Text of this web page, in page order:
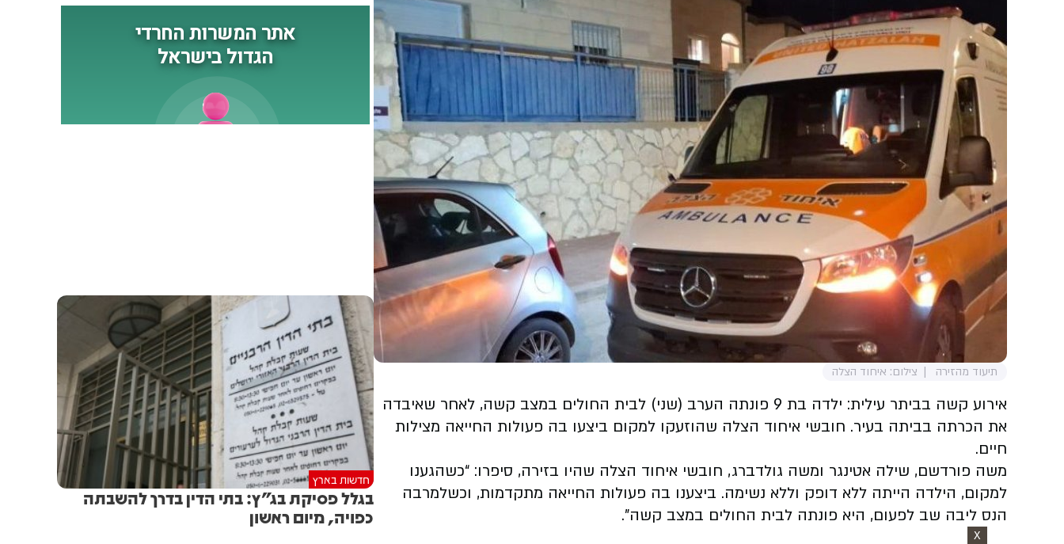
תיעוד מהזירה צילום: איחוד הצלה
אירוע קשה בביתר עילית: ילדה בת 9 פונתה הערב (שני) לבית החולים במצב קשה, לאחר שאיבדה
את הכרתה בביתה בעיר. חובשי איחוד הצלה שהוזעקו למקום ביצעו בה פעולות החייאה מצילות
חיים.
משה פורדשם, שילה אטינגר ומשה גולדברג, חובשי איחוד הצלה שהיו בזירה, סיפרו: “כשהגענו
למקום, הילדה הייתה ללא דופק וללא נשימה. ביצענו בה פעולות החייאה מתקדמות, וכשלמרבה
הנס ליבה שב לפעום, היא פונתה לבית החולים במצב קשה”.
X
חדשות בארץ
בגלל פסיקת בג"ץ: בתי הדין בדרך להשבתה
כפויה, מיום ראשון